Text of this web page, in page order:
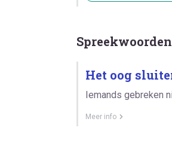
Het oog
Iemands gebreken
Meer info